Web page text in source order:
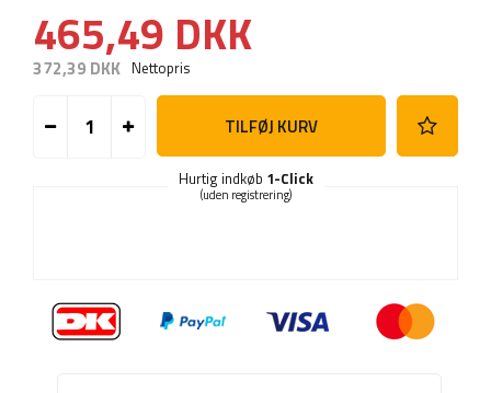
465,49 DKK
372,39 DKK Nettopris
TILFØJ KURV
Hurtig indkøb 1-Click
(uden registrering)